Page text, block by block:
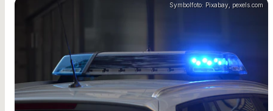
Symbolfoto: Pixabay, pexels.com